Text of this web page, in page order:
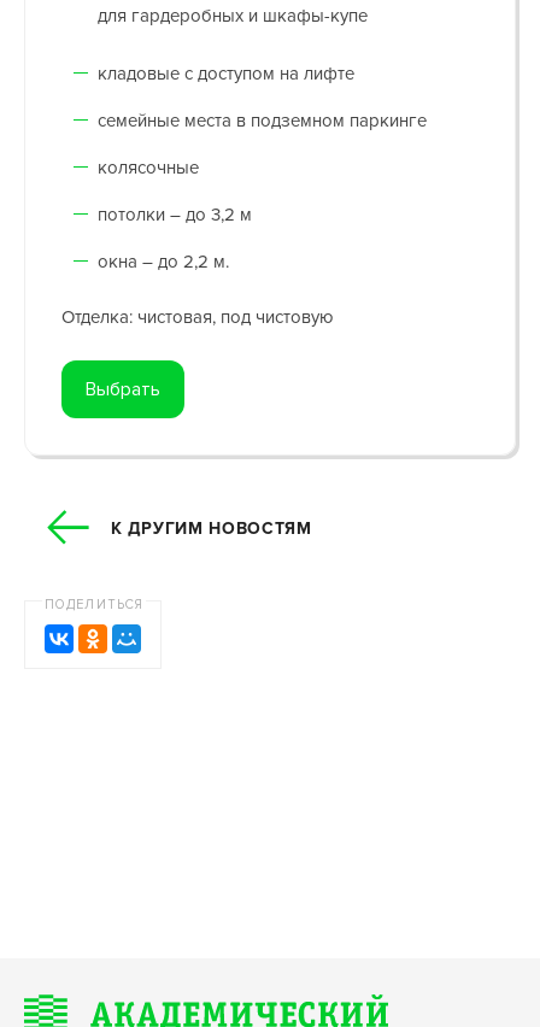
для гардеробных и шкафы-купе
кладовые с доступом на лифте
семейные места в подземном паркинге
колясочные
потолки – до 3,2 м
окна – до 2,2 м.
Отделка: чистовая, под чистовую
Выбрать
К ДРУГИМ НОВОСТЯМ
ПОДЕЛИТЬСЯ